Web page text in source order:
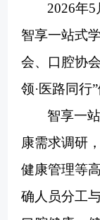
2026年
智享一站式
会、口腔协
领·医路同行
智享一
康需求调研
健康管理等
确人员分工